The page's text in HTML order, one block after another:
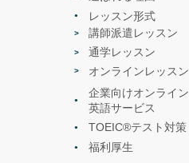
レッスン形式
講師派遣レッスン
通学レッスン
オンラインレッスン
企業向けオンライン
英語サービス
TOEIC®テスト対策
福利厚生